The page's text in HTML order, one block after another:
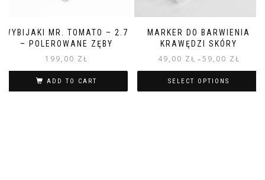
WYBIJAKI MR. TOMATO – 2.7
– POLEROWANE ZĘBY
199,00 ZŁ
ADD TO CART
MARKER DO BARWIENIA
KRAWĘDZI SKÓRY
49,00 ZŁ – 59,00 ZŁ
SELECT OPTIONS